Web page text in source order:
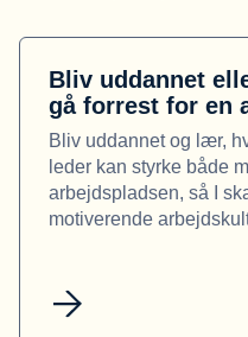
Bliv uddannet
gå forrest for en
Bliv uddannet og lær,
leder kan styrke både
arbejdspladsen, så I
motiverende